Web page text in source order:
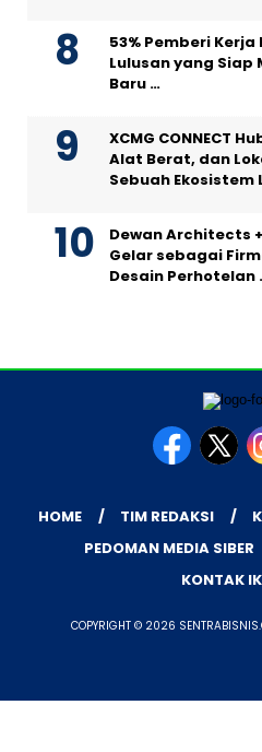
53% Pemberi
Lulusan yang Siap
Baru …
XCMG CONNECT
Alat Berat, dan
Sebuah Ekosistem
Dewan Architects
Gelar sebagai
Desain Perhotelan
HOME TIM REDAKSI
PEDOMAN MEDIA SIBER
KONTAK
COPYRIGHT © 2026